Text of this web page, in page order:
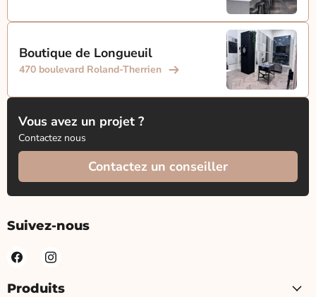
Boutique de Longueuil
470 boulevard Roland-Therrien
Vous avez un projet ?
Contactez nous
Contactez un conseiller
Suivez-nous
Produits